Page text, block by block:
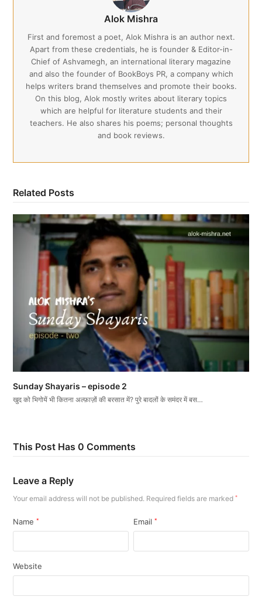
Alok Mishra
First and foremost a poet, Alok Mishra is an author next.
Apart from these credentials, he is founder & Editor-in-
Chief of Ashvamegh, an international literary magazine
and also the founder of BookBoys PR, a company which
helps writers brand themselves and promote their books.
On this blog, Alok mostly writes about literary topics
which are helpful for literature students and their
teachers. He also shares his poems; personal thoughts
and book reviews.
Related Posts
Sunday Shayaris – episode 2
खुद को भिगोयें भी कितना अल्फ़ाज़ों की बरसात में? पुरे बादलों के समंदर में बस…
This Post Has 0 Comments
Leave a Reply
Your email address will not be published. Required fields are marked*
Name* Email*
Website